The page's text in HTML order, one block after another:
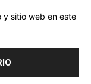
y sitio web en este